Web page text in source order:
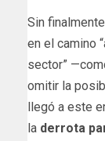
Sin
en el camino
sector”
omitir la
llegó a este
la derrota